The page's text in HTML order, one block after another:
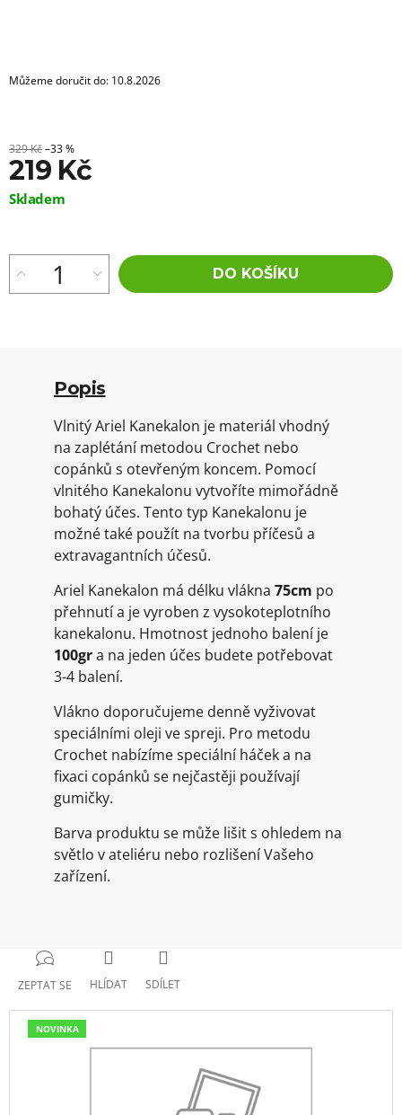
Můžeme doručit do: 10.8.2026
329 Kč–33 %
219 Kč
Měrná
Skladem
DO KOŠÍKU
Popis
Vlnitý Ariel Kanekalon je materiál vhodný
na zaplétání metodou Crochet nebo
copánků s otevřeným koncem. Pomocí
vlnitého Kanekalonu vytvoříte mimořádně
bohatý účes. Tento typ Kanekalonu je
možné také použít na tvorbu příčesů a
extravagantních účesů.
Ariel Kanekalon má délku vlákna 75cm po
přehnutí a je vyroben z vysokoteplotního
kanekalonu. Hmotnost jednoho balení je
100gra na jeden účes budete potřebovat
3-4 balení.
Vlákno doporučujeme denně vyživovat
speciálními oleji ve spreji. Pro metodu
Crochet nabízíme speciální háček a na
fixaci copánků se nejčastěji používají
gumičky.
Barva produktu se může lišit s ohledem na
světlo v ateliéru nebo rozlišení Vašeho
zařízení.
ZEPTAT SE HLÍDAT SDÍLET
NOVINKA